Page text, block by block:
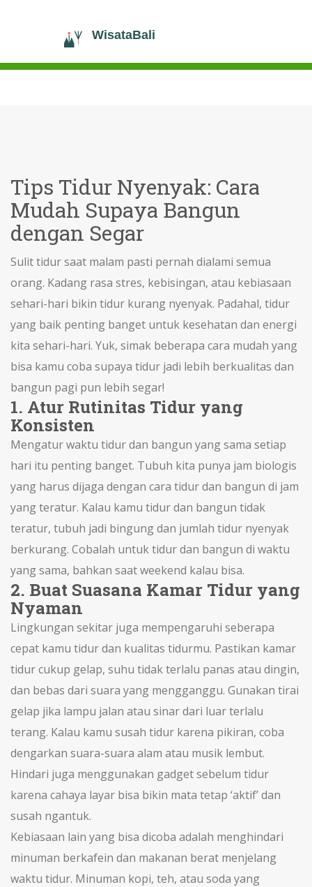
Tips Tidur Nyenyak: Cara
Mudah Supaya Bangun
dengan Segar
Sulit tidur saat malam pasti pernah dialami semua
orang. Kadang rasa stres, kebisingan, atau kebiasaan
sehari-hari bikin tidur kurang nyenyak. Padahal, tidur
yang baik penting banget untuk kesehatan dan energi
kita sehari-hari. Yuk, simak beberapa cara mudah yang
bisa kamu coba supaya tidur jadi lebih berkualitas dan
bangun pagi pun lebih segar!
1. Atur Rutinitas Tidur yang
Konsisten
Mengatur waktu tidur dan bangun yang sama setiap
hari itu penting banget. Tubuh kita punya jam biologis
yang harus dijaga dengan cara tidur dan bangun di jam
yang teratur. Kalau kamu tidur dan bangun tidak
teratur, tubuh jadi bingung dan jumlah tidur nyenyak
berkurang. Cobalah untuk tidur dan bangun di waktu
yang sama, bahkan saat weekend kalau bisa.
2. Buat Suasana Kamar Tidur yang
Nyaman
Lingkungan sekitar juga mempengaruhi seberapa
cepat kamu tidur dan kualitas tidurmu. Pastikan kamar
tidur cukup gelap, suhu tidak terlalu panas atau dingin,
dan bebas dari suara yang mengganggu. Gunakan tirai
gelap jika lampu jalan atau sinar dari luar terlalu
terang. Kalau kamu susah tidur karena pikiran, coba
dengarkan suara-suara alam atau musik lembut.
Hindari juga menggunakan gadget sebelum tidur
karena cahaya layar bisa bikin mata tetap ‘aktif’ dan
susah ngantuk.
Kebiasaan lain yang bisa dicoba adalah menghindari
minuman berkafein dan makanan berat menjelang
waktu tidur. Minuman kopi, teh, atau soda yang